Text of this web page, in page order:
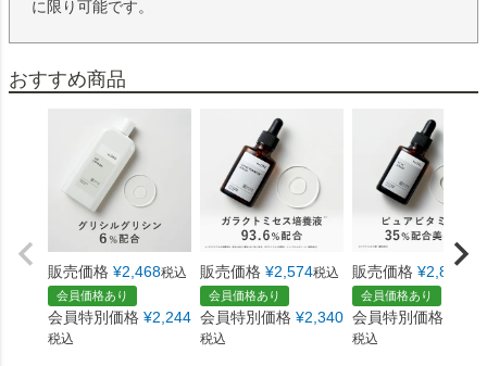
おすすめ商品
販売価格 2,468
会員価格あり
会員特別価格 ¥2,244
税込
販売価格 ¥ 2,574税込
会員価格あり
税込
販売価格 ¥2,869
会員価格あり
税込